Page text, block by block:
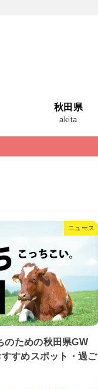
秋田県
akita
ニュース
のための秋田県GW
すめスポット・過ご